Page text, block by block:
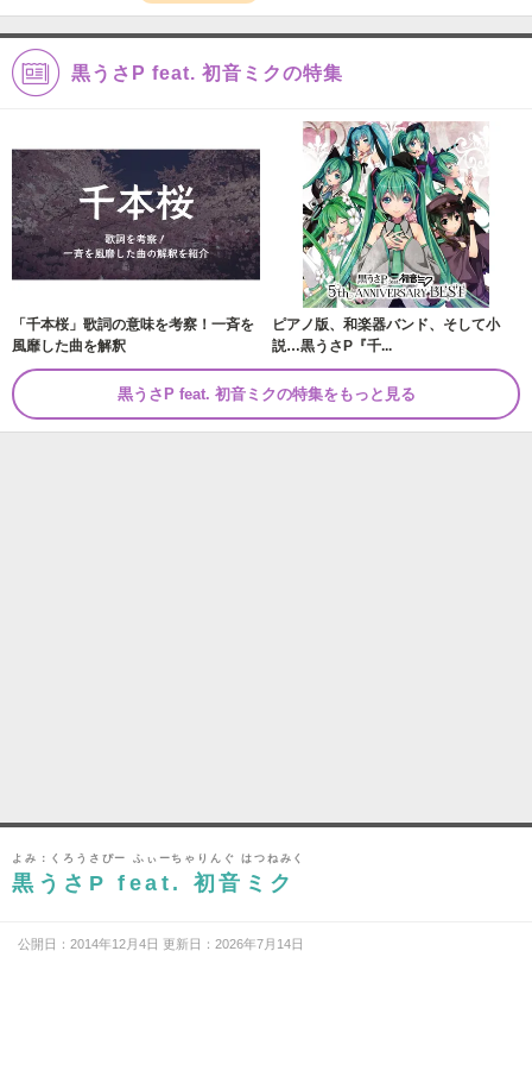
黒うさP feat. 初音ミクの特集
「千本桜」歌詞の意味を考察！一斉を
風靡した曲を解釈
ピアノ版、和楽器バンド、そして小
説…黒うさP『千...
黒うさP feat. 初音ミクの特集をもっと見る
よみ：くろうさぴー ふぃーちゃりんぐ はつねみく
黒うさP feat. 初音ミク
公開日：2014年12月4日 更新日：2026年7月14日